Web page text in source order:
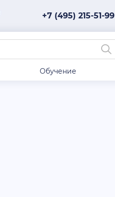
+7 (495) 215-51-99
Обучение